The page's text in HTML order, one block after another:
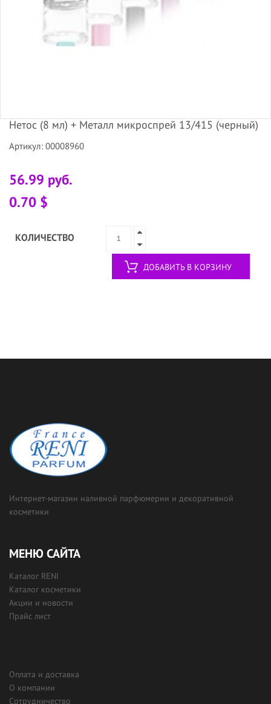
Нетос (8 мл) + Металл микроспрей 13/415 (черный)
Артикул: 00008960
56.99 руб.
0.70 $
КОЛИЧЕСТВО
ДОБАВИТЬ В КОРЗИНУ
Интернет-магазин наливной парфюмерии и декоративной
косметики
МЕНЮ САЙТА
Каталог RENI
Каталог косметики
Акции и новости
Прайс лист
Оплата и доставка
О компании
Сотрудничество